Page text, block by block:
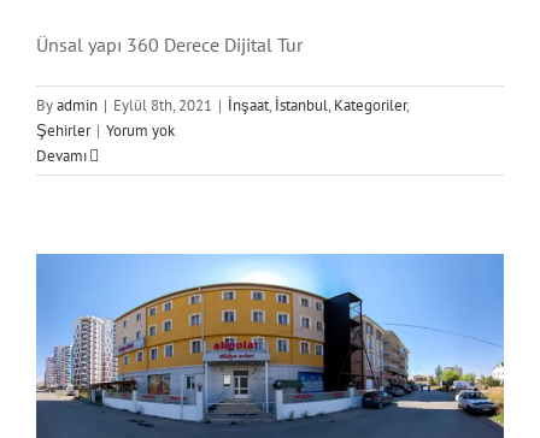
Ünsal yapı 360 Derece Dijital Tur
Byadmin | Eylül 8th, 2021 | İnşaat, İstanbul, Kategoriler,
Şehirler | Yorum yok
Devamı
Akpolat Grup